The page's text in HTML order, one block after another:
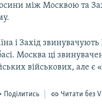
між Москвою та
і Захід звинувачують
Москва ці
військових, але є
Поділитись Читати без